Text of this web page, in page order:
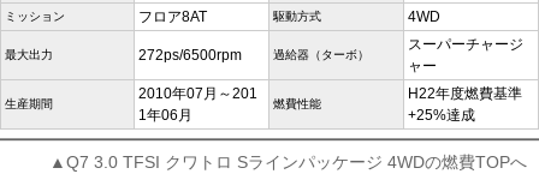
ミッション フロア8AT 駆動方式 4WD
最大出力 272ps/6500rpm 過給器（ターボ）
スーパーチャージ
ャー
生産期間
2010年07月～201
1年06月
燃費性能
H22年度燃費基準
+25%達成
▲Q7 3.0 TFSI クワトロ Sラインパッケージ 4WDの燃費TOPへ